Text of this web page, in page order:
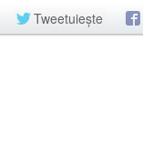
Tweetuiește